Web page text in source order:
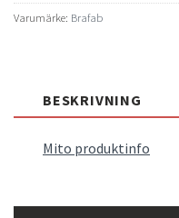
Varumärke: Brafab
BESKRIVNING
Mito produktinfo